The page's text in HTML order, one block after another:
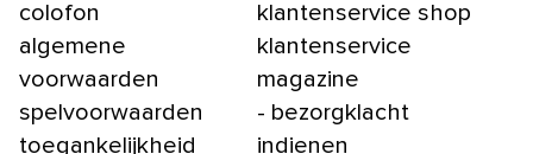
colofon
algemene
voorwaarden
spelvoorwaarden
toegankelijkheid
klantenservice shop
klantenservice
magazine
- bezorgklacht
indienen